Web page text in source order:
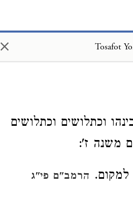
× Tosafot
וכתלושים וכתלושים
משנה ז':
הרמב"ם פי"ג